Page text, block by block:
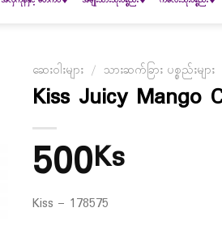
ဆေးဝါးများ / သားဆက်ခြား ပစ္စည်းများ
Kiss Juicy Mango
500Ks
Kiss – 178575